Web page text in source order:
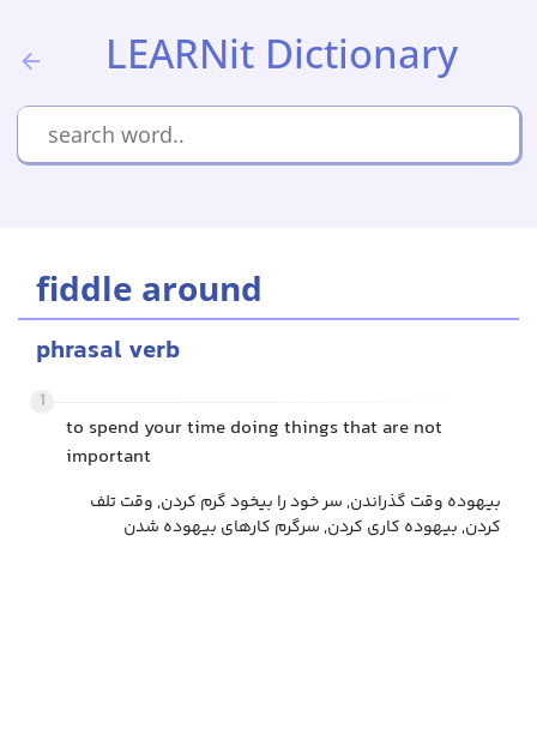
LEARNit Dictionary
fiddle around
phrasal verb
1
to spend your time doing things that are not
important
بیهوده وقت گذراندن, سر خود را بیخود گرم کردن, وقت تلف
کردن, بیهوده کاری کردن, سرگرم کارهای بیهوده شدن